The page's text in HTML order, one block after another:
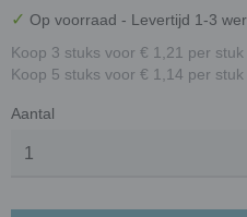
✓ Op voorraad - Levertijd 1-3
Koop 3 stuks voor € 1,21 per
Koop 5 stuks voor € 1,14 per
Aantal